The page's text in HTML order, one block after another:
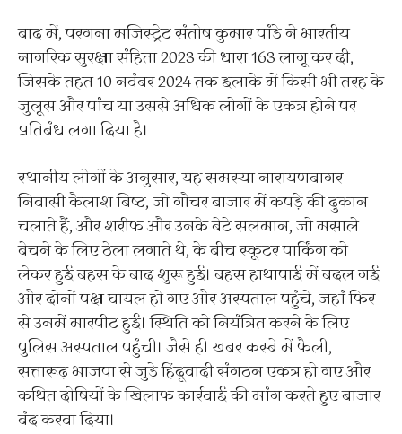
बाद में, परगना मजिस्ट्रेट संतोष कुमार पांडे ने भारतीय
नागरिक सुरक्षा संहिता 2023 की धारा 163 लागू कर दी,
जिसके तहत 10 नवंबर 2024 तक इलाके में किसी भी तरह के
जुलूस और पांच या उससे अधिक लोगों के एकत्र होने पर
प्रतिबंध लगा दिया है।
स्थानीय लोगों के अनुसार, यह समस्या नारायणबागर
निवासी कैलाश बिष्ट, जो गौचर बाजार में कपड़े की दुकान
चलाते हैं, और शरीफ और उनके बेटे सलमान, जो मसाले
बेचने के लिए ठेला लगाते थे, के बीच स्कूटर पार्किंग को
लेकर हुई बहस के बाद शुरू हुई। बहस हाथापाई में बदल गई
और दोनों पक्ष घायल हो गए और अस्पताल पहुंचे, जहां फिर
से उनमें मारपीट हुई। स्थिति को नियंत्रित करने के लिए
पुलिस अस्पताल पहुंची। जैसे ही खबर कस्बे में फैली,
सत्तारूढ़ भाजपा से जुड़े हिंदूवादी संगठन एकत्र हो गए और
कथित दोषियों के खिलाफ कार्रवाई की मांग करते हुए बाजार
बंद करवा दिया।